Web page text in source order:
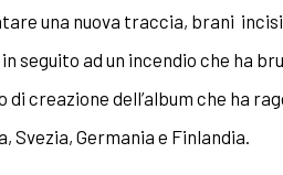
una nuova traccia, brani
seguito ad un incendio che ha
creazione dell’album che ha
Svezia, Germania e Finlandia.